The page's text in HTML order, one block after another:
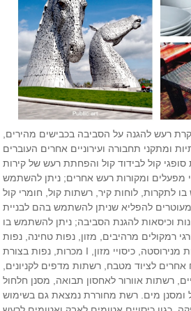
רעש להגנה על הסביבה בכבישים מהירים,
ומתקני תחבורה ועירוניים אחרים העוברים
סופגי קול לבידוד קול והפחתת רעש של קירות
מפעלים ומקורות רעש אחרים; ניתן להשתמש
בו לתקרות, לוחות קיר, רשתות קול, חומרי קול
להפליא שניתן להשתמש בהם לבניית
וכיסאות להגנת הסביבה; ניתן להשתמש בו
רמקולים מרהיבים, מזון, נפות טחינה, נפות
מכרות, נפות בצורת I למזון, מכרות, בלוז פירות מנירוסטה, כיסויי מזון,
אחרים לציוד מטבח, רשתות מדפים לקניונים,
רשתות אוורור לאחסון תבואה, מסנן חלחול
ומסנן מים. רשת מחוררת נמצאת גם בשימוש